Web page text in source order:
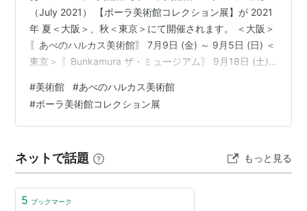
（July 2021） 【ポーラ美術館コレクション展】が 2021
年 夏＜大阪＞、秋＜東京＞にて開催されます。 ＜大阪＞
〖あべのハルカス美術館〗 7月9日 (金) ～ 9月5日 (日) ＜
東京＞ 〖Bunkamura ザ・ミュージアム〗 9月18日 (土)
は、 日本屈指の西洋絵画コレクションを誇るポーラ美術
館から、 モネやピカソ、ゴッホ、ルノワールなど、フラ
ンスで活動した作家28名による絵画と 化粧道具コレクシ
（July 2021） …
#美術館 #あべのハルカス美術館
#ポーラ美術館コレクション展
ネットで話題 もっと見る
5 ブックマーク